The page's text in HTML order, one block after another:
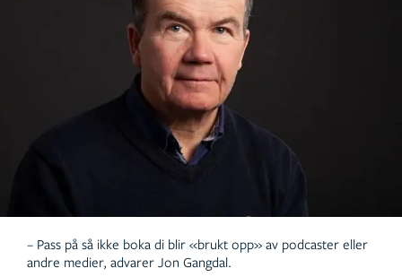
– Pass på så ikke boka di blir «brukt opp» av podcaster eller
andre medier, advarer Jon Gangdal.